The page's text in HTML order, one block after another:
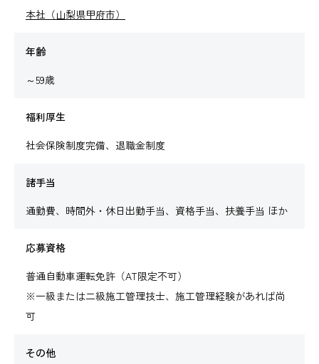
本社（山梨県甲府市）
年齢
～59歳
福利厚生
社会保険制度完備、退職金制度
諸手当
通勤費、時間外・休日出勤手当、資格手当、扶養手当 ほか
応募資格
普通自動車運転免許（AT限定不可）
※一級または二級施工管理技士、施工管理経験があれば尚
可
その他